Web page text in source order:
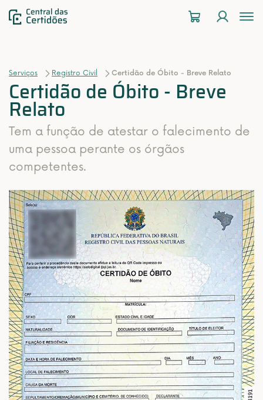
Serviços Registro Civil Certidão de Óbito - Breve Relato
Certidão de Óbito - Breve
Relato
Tem a função de atestar o falecimento de
uma pessoa perante os órgãos
competentes.